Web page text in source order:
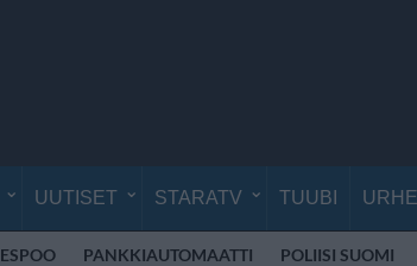
UUTISET STARATV TUUBI
ESPOO PANKKIAUTOMAATTI POLIISI SUOMI